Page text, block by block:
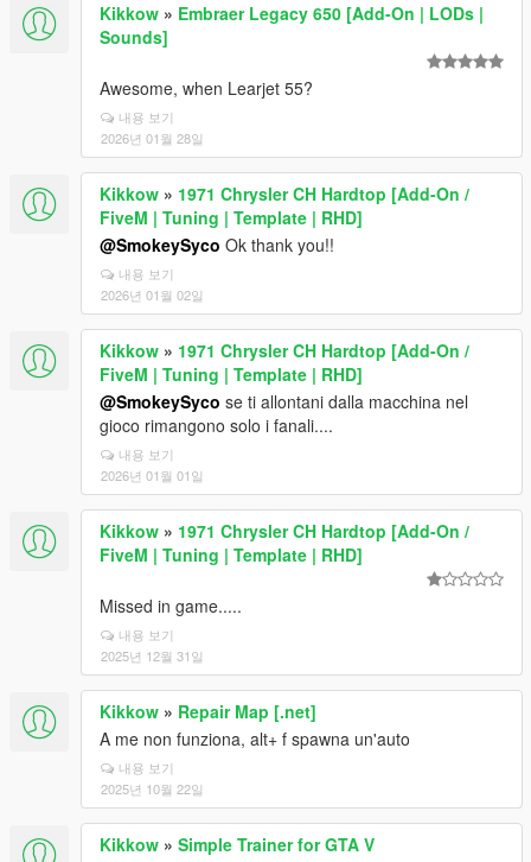
Kikkow » Embraer Legacy 650 [Add-On | LODs |
Sounds]
Awesome, when Learjet 55?
내용 보기
2026년 01월 28일
Kikkow » 1971 Chrysler CH Hardtop [Add-On /
FiveM | Tuning | Template | RHD]
@SmokeySyco Ok thank you!!
내용 보기
2026년 01월 02일
Kikkow » 1971 Chrysler CH Hardtop [Add-On /
FiveM | Tuning | Template | RHD]
@SmokeySyco se ti allontani dalla macchina nel
gioco rimangono solo i fanali....
내용 보기
2026년 01월 01일
Kikkow » 1971 Chrysler CH Hardtop [Add-On /
FiveM | Tuning | Template | RHD]
Missed in game.....
내용 보기
2025년 12월 31일
Kikkow » Repair Map [.net]
A me non funziona, alt+ f spawna un'auto
내용 보기
2025년 10월 22일
Kikkow » Simple Trainer for GTA V